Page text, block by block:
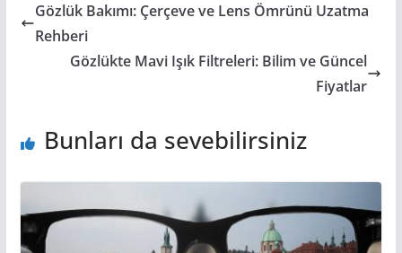
Gözlük Bakımı: Çerçeve ve Lens Ömrünü Uzatma
Rehberi
Gözlükte Mavi Işık Filtreleri: Bilim ve Güncel
Fiyatlar
Bunları da sevebilirsiniz